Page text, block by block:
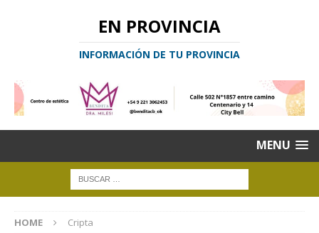
EN PROVINCIA
INFORMACIÓN DE TU PROVINCIA
MENU
HOME Cripta